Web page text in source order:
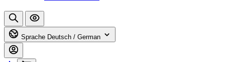
Sprache Deutsch / German